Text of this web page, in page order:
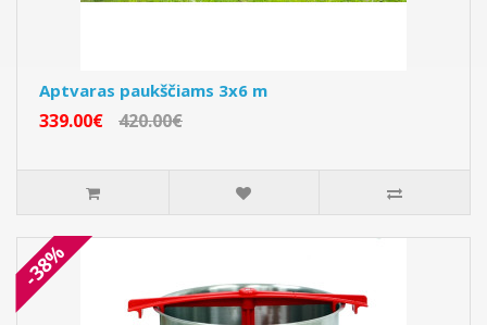
Aptvaras paukščiams 3x6 m
339.00€ 420.00€
-38%